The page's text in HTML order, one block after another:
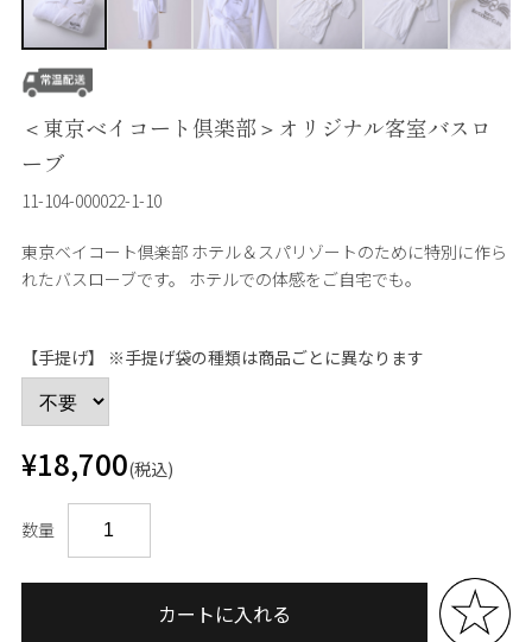
＜東京ベイコート倶楽部＞オリジナル客室バスロ
ーブ
11-104-000022-1-10
東京ベイコート倶楽部 ホテル＆スパリゾートのために特別に作ら
れたバスローブです。 ホテルでの体感をご自宅でも。
【手提げ】 ※手提げ袋の種類は商品ごとに異なります
¥18,700(税込)
数量
カートに入れる